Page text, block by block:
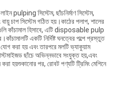
pulping সিস্টেম, ছাঁচনির্মাণ সিস্টেম,
চাপ সিস্টেম গঠিত হয়।কাঠের পলাপ, শালের
কাঁচামাল হিসাবে, এটি disposable pulp
একটি নির্দিষ্ট ঘনত্বের পল্পে প্রস্তুত
করা হয় এবং তারপরে মলটি ভ্যাকুয়াম
ছাঁচে অভিন্নভাবে সংযুক্ত হয়,এবং
হয়শুকানোর পর, রোবট পণ্যটি ট্রিমিং মেশিনে